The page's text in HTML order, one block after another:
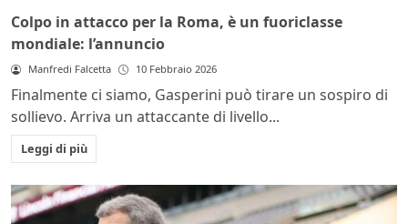
Colpo in attacco per la Roma, è un fuoriclasse
mondiale: l’annuncio
Manfredi Falcetta 10 Febbraio 2026
Finalmente ci siamo, Gasperini può tirare un sospiro di
sollievo. Arriva un attaccante di livello...
Leggi di più